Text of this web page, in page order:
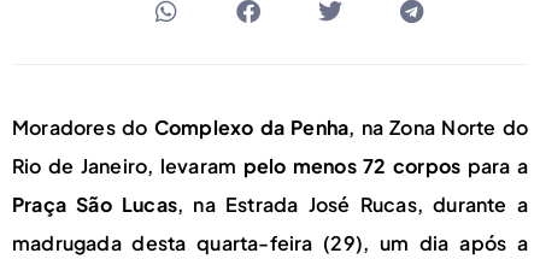
Moradores do Complexo da Penha, na Zona Norte do
Rio de Janeiro, levaram pelo menos 72 corpos para a
Praça São Lucas, na Estrada José Rucas, durante a
madrugada desta quarta-feira (29), um dia após a